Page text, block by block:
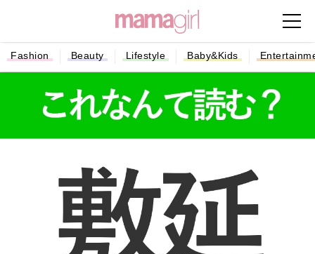
Fashion Beauty Lifestyle Baby&Kids